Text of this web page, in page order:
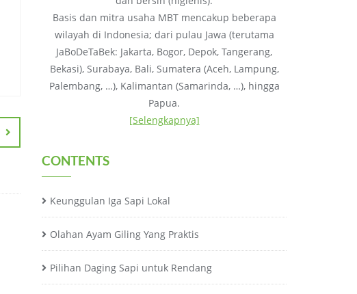
Basis dan mitra usaha MBT mencakup beberapa
wilayah di Indonesia; dari pulau Jawa (terutama
JaBoDeTaBek: Jakarta, Bogor, Depok, Tangerang,
Bekasi), Surabaya, Bali, Sumatera (Aceh, Lampung,
Palembang, …), Kalimantan (Samarinda, …), hingga
Papua.
[Selengkapnya]
CONTENTS
Keunggulan Iga Sapi Lokal
Olahan Ayam Giling Yang Praktis
Pilihan Daging Sapi untuk Rendang